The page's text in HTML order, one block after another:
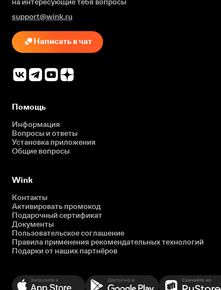
на интересующиетебя вопросы
support@wink.ru
Написать в чат
Помощь
Информация
Вопросы и ответы
Установка приложения
Общие вопросы
Wink
Контакты
Активировать промокод
Подарочный сертификат
Документы
Пользовательское соглашение
Правила применения рекомендательных технологий
Подарки от наших партнёров